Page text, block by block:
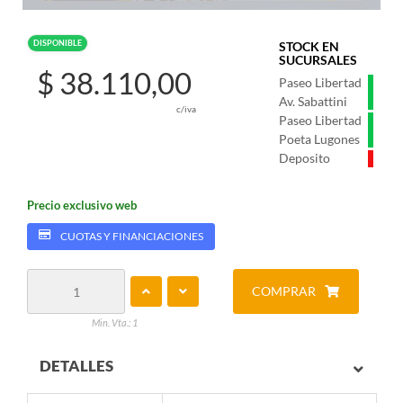
DISPONIBLE
STOCK EN
SUCURSALES
Paseo Libertad
Av. Sabattini
Paseo Libertad
Poeta Lugones
Deposito
$ 38.110,00
c/iva
Precio exclusivo web
CUOTAS Y FINANCIACIONES
Min. Vta.: 1
COMPRAR
DETALLES